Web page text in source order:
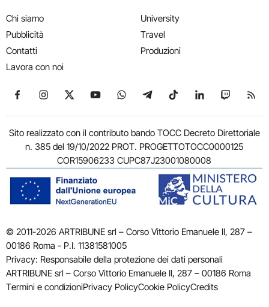
Chi siamo
Pubblicità
Contatti
Lavora con noi
University
Travel
Produzioni
Seguici su Facebook
Seguici su Instagram
Seguici su X
Seguici su YouTube
Seguici su WhatsApp
Seguici su Telegram
Seguici su TikTok
Seguici su
Seguici
Sito realizzato con il contributo bando TOCC Decreto Direttoriale
n. 385 del 19/10/2022 PROT. PROGETTOTOCC0000125
COR15906233 CUPC87J23001080008
© 2011-2026 ARTRIBUNE srl – Corso Vittorio Emanuele II, 287 –
00186 Roma - P.I. 11381581005
Privacy: Responsabile della protezione dei dati personali
ARTRIBUNE srl – Corso Vittorio Emanuele II, 287 – 00186 Roma
Termini e condizioniPrivacy PolicyCookie PolicyCredits